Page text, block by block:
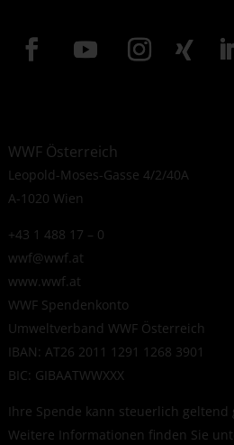
WWF Österreich
Leopold-Moses-Gasse 4/2/40A
A-1020 Wien
+43 1 488 17 – 0
wwf@wwf.at
www.wwf.at
WWF Spendenkonto
Umweltverband WWF Österreich
IBAN: AT26 2011 1291 1268 3901
BIC: GIBAATWWXXX
Ihre Spende kann steuerlich geltend
Weitere Informationen finden Sie